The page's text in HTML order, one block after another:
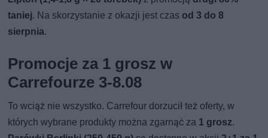
taniej. Na skorzystanie z okazji jest czas od 3 do 8
sierpnia.
Promocje za 1 grosz w
Carrefourze 3-8.08
To wciąż nie wszystko. Carrefour dorzucił też oferty, w
których wybrane produkty można zgarnąć za 1 grosz.